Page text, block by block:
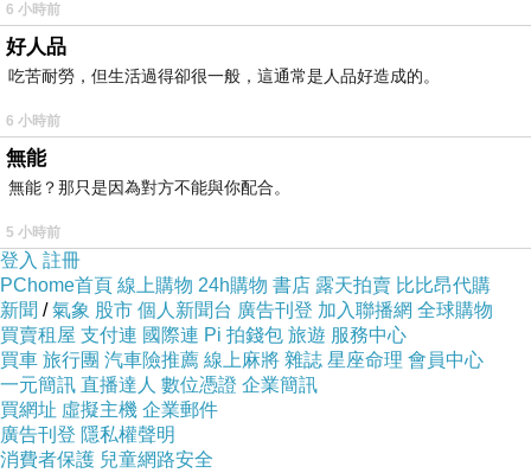
來板著臉孔等聽他說教,不然的話個性很羅曼帝克
的人並不用把講話的字句斟酌到一點問題也沒有
字,"好啊"是這樣的啊!"
後,就看看男孩子表情有沒有一點不耐,她總是討
厭自己一見了男孩子就會忍不住地想要拼命地講
話,是只有看到男孩子他那樣令人安然而又似乎存
有太多空間沒話可說的男孩才會有的感覺,好像這
一次見面若話不一次講完的話,下一次也許已經沒
有機會見面再講了...
6 小時前
好人品
吃苦耐勞，但生活過得卻很一般，這通常是人品好造成的。
6 小時前
無能
無能？那只是因為對方不能與你配合。
5 小時前
登入 註冊
PChome首頁 線上購物 24h購物 書店 露天拍賣 比比昂代購
新聞 /氣象 股市 個人新聞台 廣告刊登 加入聯播網 全球購物
買賣租屋 支付連 國際連 Pi 拍錢包 旅遊 服務中心
買車 旅行團 汽車險推薦 線上麻將 雜誌 星座命理 會員中心
一元簡訊 直播達人 數位憑證 企業簡訊
買網址 虛擬主機 企業郵件
廣告刊登 隱私權聲明
消費者保護 兒童網路安全